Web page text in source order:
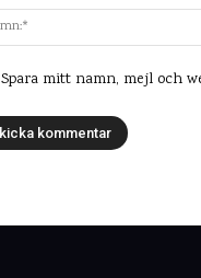
Spara mitt namn, mejl och